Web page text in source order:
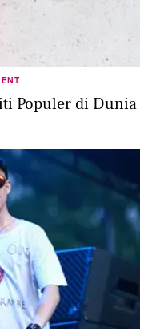
Populer di Dunia